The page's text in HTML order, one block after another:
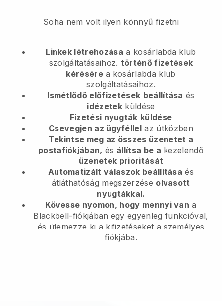
Soha nem volt ilyen könnyű fizetni
Linkek létrehozása a kosárlabda klub
szolgáltatásaihoz. történő fizetések
kérésére a kosárlabda klub
szolgáltatásaihoz.
Ismétlődő előfizetések beállítása és
idézetek küldése
Fizetési nyugták küldése
Csevegjen az ügyféllel az útközben
Tekintse meg az összes üzenetet a
postafiókjában, és állítsa be a kezelendő
üzenetek prioritását
Automatizált válaszok beállítása és
átláthatóság megszerzése olvasott
nyugtákkal.
Kövesse nyomon, hogy mennyi van a
Blackbell-fiókjában egy egyenleg funkcióval,
és ütemezze ki a kifizetéseket a személyes
fiókjába.